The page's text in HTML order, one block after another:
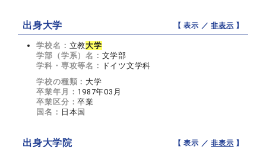
出身大学 【 表示 ／非表示 】
学校名： 立教大学
学部（学系）名： 文学部
学科・専攻等名：
ドイツ文学科
学校の種類： 大学
卒業年月： 1987年03月
卒業区分：卒業
国名： 日本国
出身大学院 【 表示 ／非表示 】